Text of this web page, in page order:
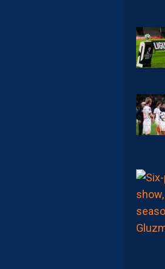
M
A
R
A
:
N
E
V
E
U
P
A
R
A
I
T
R
E